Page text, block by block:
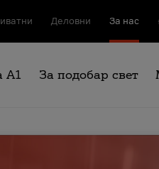
Деловни За нас
А1 За подобар свет